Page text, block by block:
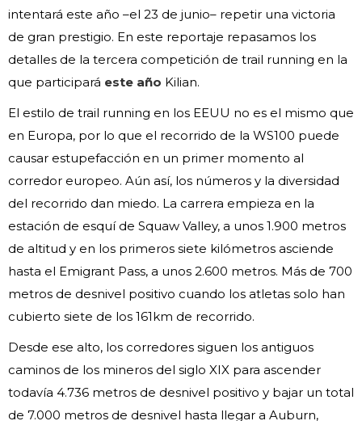
intentará este año –el 23 de junio– repetir una victoria
de gran prestigio. En este reportaje repasamos los
detalles de la tercera competición de trail running en la
que participará este año Kilian.
El estilo de trail running en los EEUU no es el mismo que
en Europa, por lo que el recorrido de la WS100 puede
causar estupefacción en un primer momento al
corredor europeo. Aún así, los números y la diversidad
del recorrido dan miedo. La carrera empieza en la
estación de esquí de Squaw Valley, a unos 1.900 metros
de altitud y en los primeros siete kilómetros asciende
hasta el Emigrant Pass, a unos 2.600 metros. Más de 700
metros de desnivel positivo cuando los atletas solo han
cubierto siete de los 161km de recorrido.
Desde ese alto, los corredores siguen los antiguos
caminos de los mineros del siglo XIX para ascender
todavía 4.736 metros de desnivel positivo y bajar un total
de 7.000 metros de desnivel hasta llegar a Auburn,